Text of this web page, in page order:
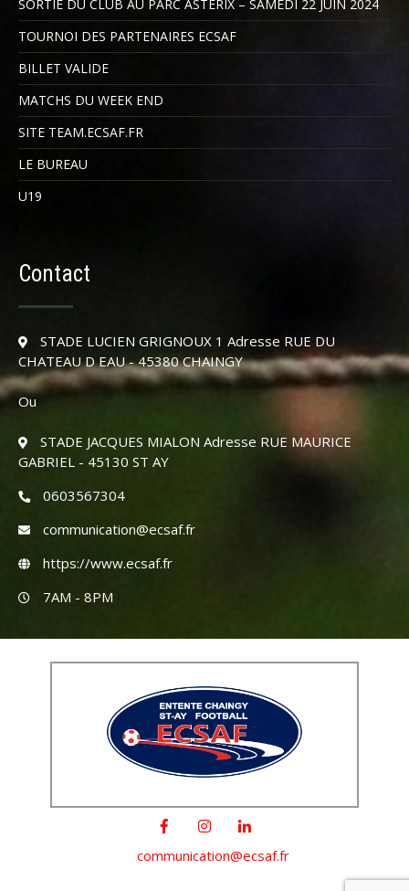
SORTIE DU CLUB AU PARC ASTERIX – SAMEDI 22 JUIN 2024
TOURNOI DES PARTENAIRES ECSAF
BILLET VALIDE
MATCHS DU WEEK END
SITE TEAM.ECSAF.FR
LE BUREAU
U19
Contact
STADE LUCIEN GRIGNOUX 1 Adresse RUE DU
CHATEAU D EAU - 45380 CHAINGY
Ou
STADE JACQUES MIALON Adresse RUE MAURICE
GABRIEL - 45130 ST AY
0603567304
communication@ecsaf.fr
https://www.ecsaf.fr
7AM - 8PM
communication@ecsaf.fr